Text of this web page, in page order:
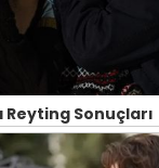
Reyting Sonuçları